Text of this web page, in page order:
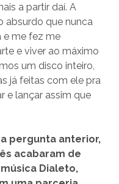
a partir daí. A
absurdo que nunca
e me fez me
e viver ao máximo
um disco inteiro,
já feitas com ele pra
e lançar assim que
pergunta anterior,
acabaram de
Dialeto,